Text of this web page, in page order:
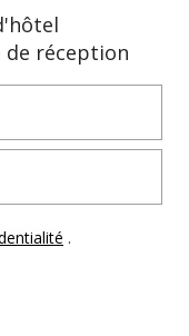
réception
.